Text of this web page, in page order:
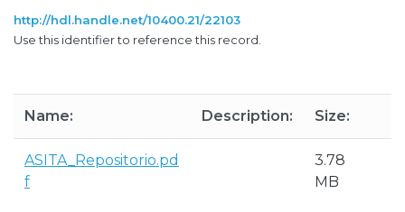
http://hdl.handle.net/10400.21/22103
Use this identifier to reference this record.
Name: Description: Size:
ASITA_Repositorio.pd
f
3.78
MB